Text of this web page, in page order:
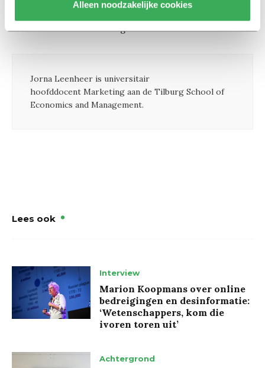
Alleen noodzakelijke cookies
Maar daarbuiten zijn de regels voor iedereen hetzelfde.
En dat is misschien maar goed ook.
Jorna Leenheer is universitair
hoofddocent Marketing aan de Tilburg School of
Economics and Management.
Lees ook
Interview
Marion Koopmans over online
bedreigingen en desinformatie:
‘Wetenschappers, kom die
ivoren toren uit’
Achtergrond